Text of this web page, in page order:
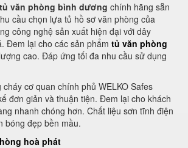
tủ văn phòng bình dương chính hãng sẵn
cầu chọn lựa tủ hồ sơ văn phòng của
công nghệ sản xuất hiện đại với dây
Đem lại cho các sản phẩm tủ văn phòng
cao. Đáp ứng tối đa nhu cầu sử dụng
cơ quan chính phủ WELKO Safes
đơn giản và thuận tiện. Đem lại cho khách
nhanh chóng hơn. Chất liệu sơn tĩnh điện
bóng đẹp bền mầu.
hoà phát